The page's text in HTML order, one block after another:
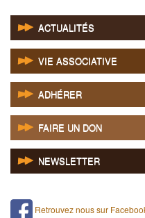
ACTUALITÉS
VIE ASSOCIATIVE
ADHÉRER
FAIRE UN DON
NEWSLETTER
Retrouvez nous sur